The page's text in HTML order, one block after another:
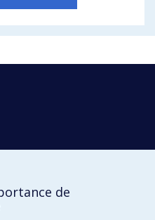
de